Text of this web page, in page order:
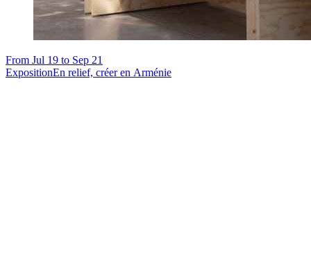
From Jul 19 to Sep 21
ExpositionEn relief, créer en Arménie